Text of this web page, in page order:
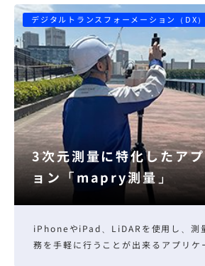
デジタルトランスフォーメーション（DX）
3次元測量に特化したア
ョン「mapry測量」
iPhoneやiPad、LiDARを使用し、測
務を手軽に行うことが出来るアプリケ